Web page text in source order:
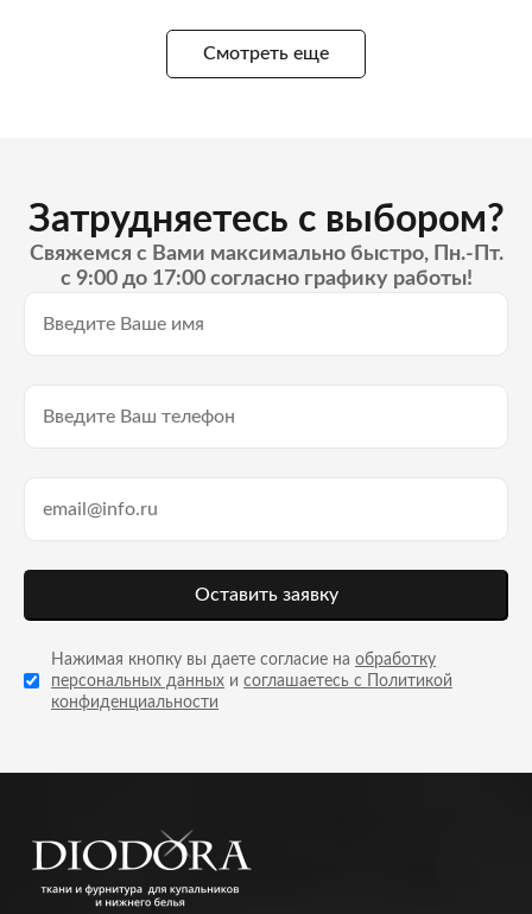
Смотреть еще
Затрудняетесь с выбором?
Свяжемся с Вами максимально быстро, Пн.-Пт.
с 9:00 до 17:00 согласно графику работы!
Оставить заявку
Нажимая кнопку вы даете согласие на обработку
персональных данных и соглашаетесь с Политикой
конфиденциальности